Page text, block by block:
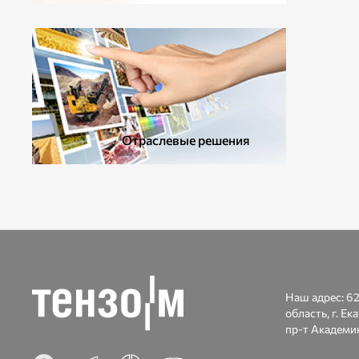
Отраслевые решения
Наш адрес:
область, г.
пр-т